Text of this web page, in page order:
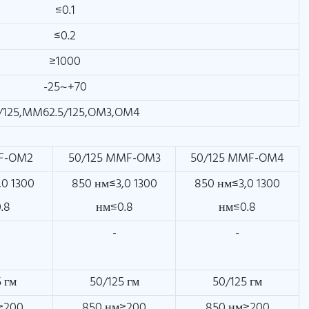
≤0.1
≤0.2
≥1000
-25~+70
125,OM3,OM4
OM2 50/125 MMF-OM3
50/125 MMF-OM4
1300
850 нм≤3,0 1300
нм≤0.8
850 нм≤3,0 1300
нм≤0.8
-
-
гм 50/125 гм
50/125 гм